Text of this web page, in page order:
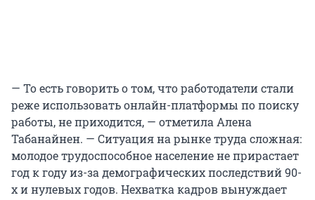
— То есть говорить о том, что работодатели стали
реже использовать онлайн-платформы по поиску
работы, не приходится, — отметила Алена
Табанайнен. — Ситуация на рынке труда сложная:
молодое трудоспособное население не прирастает
год к году из-за демографических последствий 90-
х и нулевых годов. Нехватка кадров вынуждает